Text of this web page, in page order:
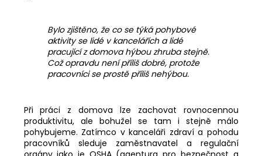
Bylo zjištěno, že co se týká pohybové
aktivity se lidé v kancelářích a lidé
pracující z domova hýbou zhruba stejně.
Což opravdu není příliš dobré, protože
pracovníci se prostě příliš nehýbou.
Při práci z domova lze zachovat rovnocennou
produktivitu, ale bohužel se tam i stejně málo
pohybujeme. Zatímco v kanceláři zdraví a pohodu
pracovníků sleduje zaměstnavatel a regulační